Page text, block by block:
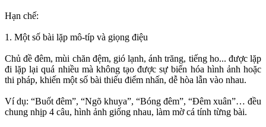
Hạn chế:
1. Một số bài lặp mô-típ và giọng điệu
Chủ đề đêm, mùi chăn đệm, gió lạnh, ánh trăng, tiếng ho... được lặp
đi lặp lại quá nhiều mà không tạo được sự biến hóa hình ảnh hoặc
thi pháp, khiến một số bài thiếu điểm nhấn, dễ hòa lẫn vào nhau.
Ví dụ: “Buốt đêm”, “Ngõ khuya”, “Bóng đêm”, “Đêm xuân”… đều
chung nhịp 4 câu, hình ảnh giống nhau, làm mờ cá tính từng bài.